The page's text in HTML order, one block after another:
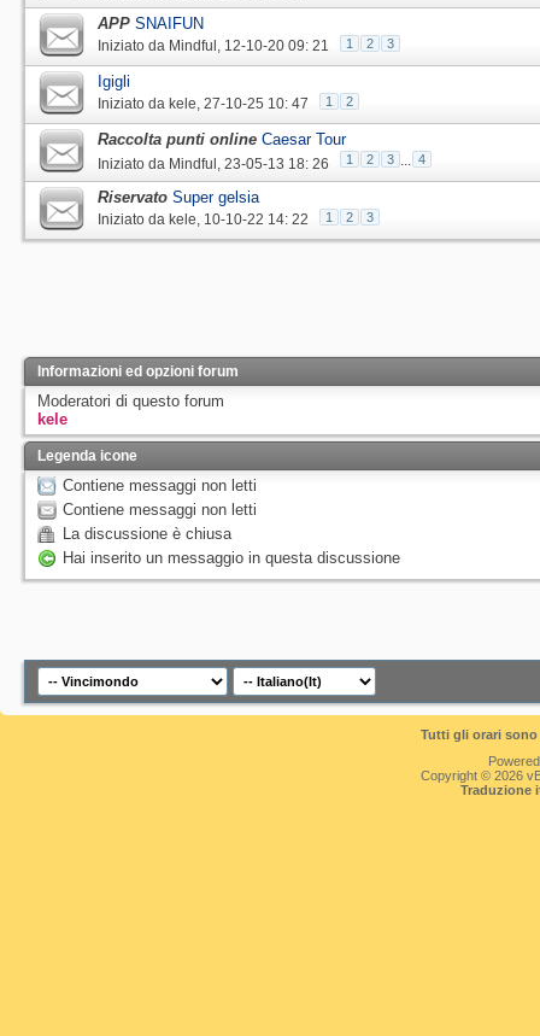
APP SNAIFUN
Iniziato da Mindful‎, 12-10-20 09: 21 1 2 3
Igigli
Iniziato da kele‎, 27-10-25 10: 47 1 2
Raccolta punti online Caesar Tour
Iniziato da Mindful‎, 23-05-13 18: 26 1 2 3 ... 4
Riservato Super gelsia
Iniziato da kele‎, 10-10-22 14: 22 1 2 3
Informazioni ed opzioni forum
Moderatori di questo forum
kele
Legenda icone
Contiene messaggi non letti
Contiene messaggi non letti
La discussione è chiusa
Hai inserito un messaggio in questa discussione
Tutti gli orari
Copyright © 2026
Traduzione